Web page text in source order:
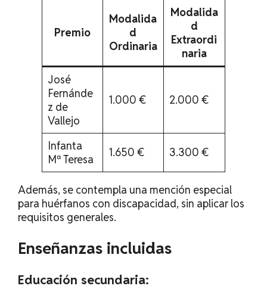
Premio
Modalida
d
Ordinaria
Modalida
d
Extraordi
naria
José
Fernánde
z de
Vallejo
1.000 € 2.000 €
Infanta
Mª Teresa
1.650 € 3.300 €
Además, se contempla una mención especial
para huérfanos con discapacidad, sin aplicar los
requisitos generales.
Enseñanzas incluidas
Educación secundaria: